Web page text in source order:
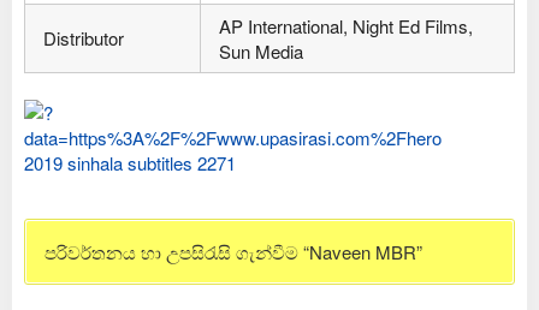
Distributor
AP International, Night Ed Films,
Sun Media
පරිවර්තනය හා උපසිරැසි ගැන්වීම “Naveen MBR”